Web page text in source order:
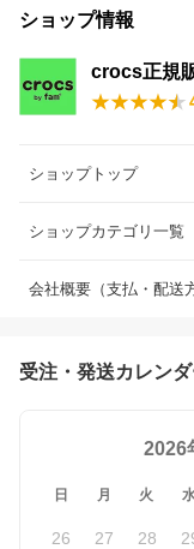
ショップ情報
crocs正規
ショップトップ
ショップカテゴリ一覧
会社概要（支払・配送
受注・発送カレン
2026
日 月 火
26 27 28